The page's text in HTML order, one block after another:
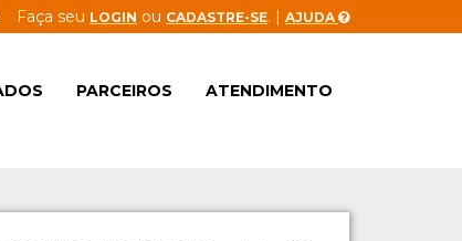
Faça seu LOGIN ou CADASTRE-SE. | AJUDA
PARCEIROS ATENDIMENTO